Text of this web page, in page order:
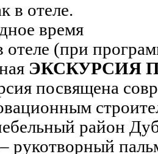
в отеле.
время
отеле (при
ЭКСКУРСИЯ
посвящена
район
рукотворный